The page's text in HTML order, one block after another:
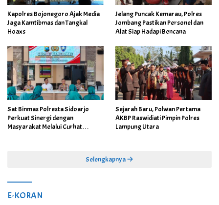
Kapolres Bojonegoro Ajak Media
Jaga Kamtibmas dan Tangkal
Hoaxs
Jelang Puncak Kemarau, Polres
Jombang Pastikan Personel dan
Alat Siap Hadapi Bencana
Sat Binmas Polresta Sidoarjo
Perkuat Sinergi dengan
Masyarakat Melalui Curhat
Sejarah Baru, Polwan Pertama
AKBP Raswidiati Pimpin Polres
Lampung Utara
Selengkapnya
E-KORAN